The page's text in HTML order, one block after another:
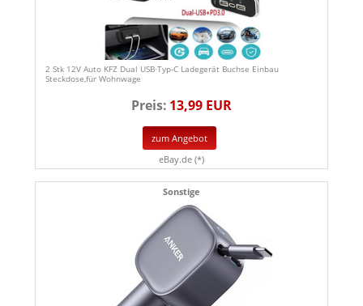
2 Stk 12V Auto KFZ Dual USB·Typ-C Ladegerät Buchse Einbau
Steckdose,für Wohnwage
Preis: 13,99 EUR
zum Angebot
eBay.de (*)
Sonstige